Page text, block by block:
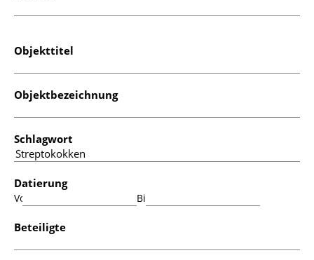
Objekttitel
Objektbezeichnung
Schlagwort
Datierung
Von: Bis:
Beteiligte